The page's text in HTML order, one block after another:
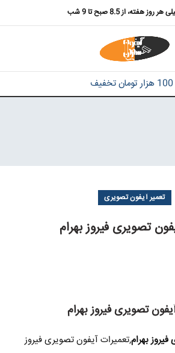
روز هفته، از 8.5 صبح تا 9 شب
تعمیر آیفون تصویری
تصویری فیروز بهرام
تصویری فیروز بهرام
بهرام,تعمیرات آیفون تصویری فیروز